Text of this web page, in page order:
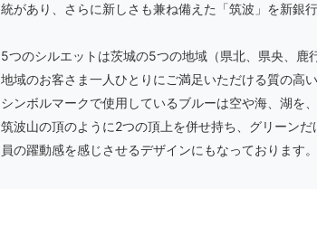
統があり、さらに新しさも兼ね備えた「筑波」を新銀行
5つのシルエットは茨城の5つの地域（県北、県央、
地域のお客さま一人ひとりにご満足いただける質の高
シンボルマークで使用しているブルーは空や海、湖を
筑波山の頂のように2つの頂上を併せ持ち、グリーン
員の躍動感を感じさせるデザインにもなっております。